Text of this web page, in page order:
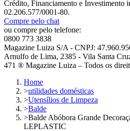
Crédito, Financiamento e Investimento
02.206.577/0001-80.
Compre pelo chat
ou compre pelo telefone:
0800 773 3838
Magazine Luiza S/A - CNPJ:
Arnulfo de Lima, 2385 - Vila Santa
471 ® Magazine Luiza – Todos os
Home
>utilidades domésticas
>Utensílios de Limpeza
>Balde
>Balde Abóbora Grande
LEPLASTIC